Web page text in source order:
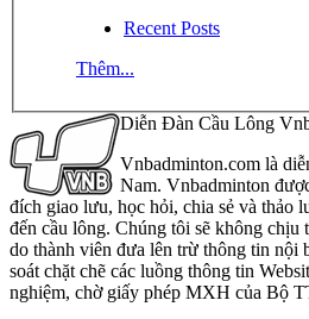
Recent Posts
Thêm...
Diễn Đàn Cầu Lông
Vnbadminton.com là
Nam. Vnbadminton
đích giao lưu, học hỏi, chia sẻ và thảo
đến cầu lông. Chúng tôi sẽ không chịu
do thành viên đưa lên trừ thông tin nội
soát chặt chẽ các luồng thông tin
nghiệm, chờ giấy phép MXH của Bộ